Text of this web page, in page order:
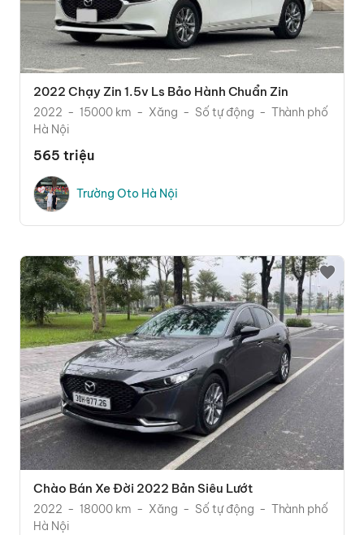
2022 Chạy Zin 1.5v Ls Bảo Hành Chuẩn Zin
2022 15000 km Xăng Số tự động
Thành phố
Hà Nội
565 triệu
Trường Oto Hà Nội
Chào Bán Xe Đời 2022 Bản Siêu Lướt
2022 18000 km Xăng Số tự động
Thành phố
Hà Nội